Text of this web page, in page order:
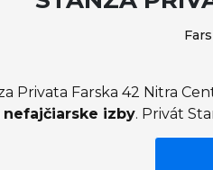
Privata Farska 42 Nitra
nefajčiarske izby. Privát